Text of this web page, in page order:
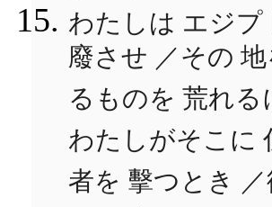
わたしは エジプ
廢させ ／その
るものを 荒れ
わたしがそこに
者を 擊つとき